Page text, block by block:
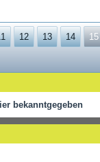
12 13 14 15
bekanntgegeben